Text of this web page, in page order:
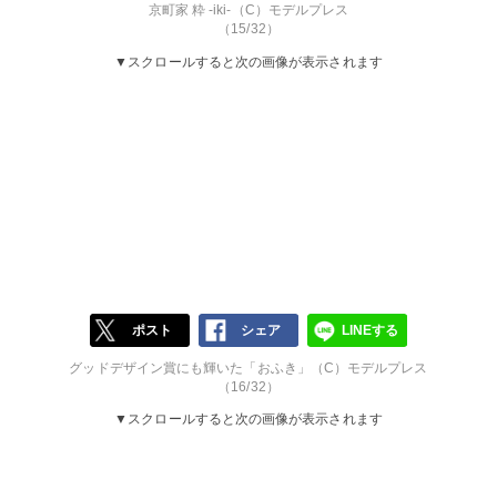
京町家 粋 -iki-（C）モデルプレス
（15/32）
▼スクロールすると次の画像が表示されます
ポスト シェア LINEする
グッドデザイン賞にも輝いた「おふき」（C）モデルプレス
（16/32）
▼スクロールすると次の画像が表示されます